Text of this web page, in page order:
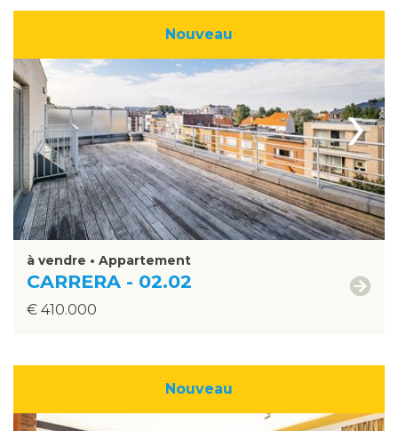
Nouveau
›
à vendre • Appartement
CARRERA - 02.02
€ 410.000
Nouveau